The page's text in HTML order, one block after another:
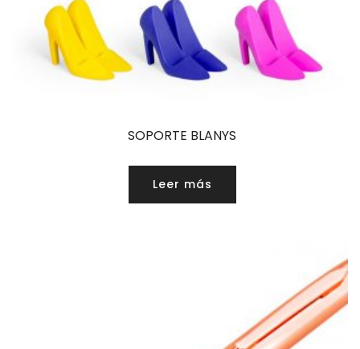
SOPORTE BLANYS
Leer más